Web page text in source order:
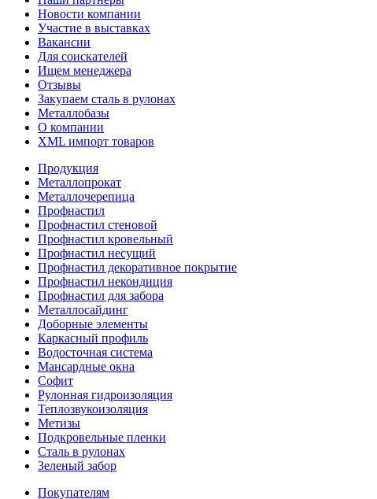
Новости компании
Участие в выставках
Вакансии
Для соискателей
Ищем менеджера
Отзывы
Закупаем сталь в рулонах
Металлобазы
О компании
XML импорт товаров
Продукция
Металлопрокат
Металлочерепица
Профнастил
Профнастил стеновой
Профнастил кровельный
Профнастил несущий
Профнастил декоративное покрытие
Профнастил некондиция
Профнастил для забора
Металлосайдинг
Доборные элементы
Каркасный профиль
Водосточная система
Мансардные окна
Софит
Рулонная гидроизоляция
Теплозвукоизоляция
Метизы
Подкровельные пленки
Сталь в рулонах
Зеленый забор
Покупателям